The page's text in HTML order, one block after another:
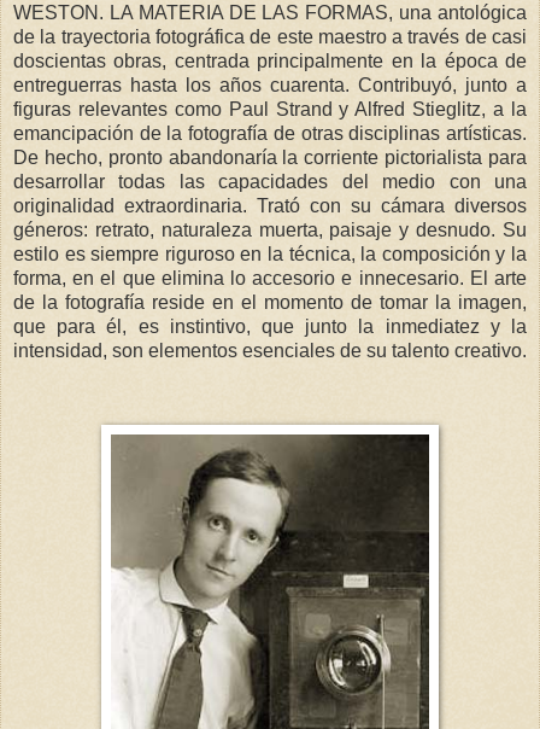
WESTON. LA MATERIA DE LAS FORMAS, una antológica
de la trayectoria fotográfica de este maestro a través de casi
doscientas obras, centrada principalmente en la época de
entreguerras hasta los años cuarenta. Contribuyó, junto a
figuras relevantes como Paul Strand y Alfred Stieglitz, a la
emancipación de la fotografía de otras disciplinas artísticas.
De hecho, pronto abandonaría la corriente pictorialista para
desarrollar todas las capacidades del medio con una
originalidad extraordinaria. Trató con su cámara diversos
géneros: retrato, naturaleza muerta, paisaje y desnudo. Su
estilo es siempre riguroso en la técnica, la composición y la
forma, en el que elimina lo accesorio e innecesario. El arte
de la fotografía reside en el momento de tomar la imagen,
que para él, es instintivo, que junto la inmediatez y la
intensidad, son elementos esenciales de su talento creativo.